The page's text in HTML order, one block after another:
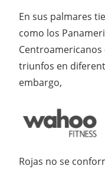
En sus palmares
como los
Centroamericanos
triunfos en
embargo,
Rojas no se